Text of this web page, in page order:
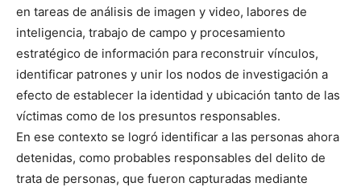
en tareas de análisis de imagen y video, labores de
inteligencia, trabajo de campo y procesamiento
estratégico de información para reconstruir vínculos,
identificar patrones y unir los nodos de investigación a
efecto de establecer la identidad y ubicación tanto de las
víctimas como de los presuntos responsables.
En ese contexto se logró identificar a las personas ahora
detenidas, como probables responsables del delito de
trata de personas, que fueron capturadas mediante